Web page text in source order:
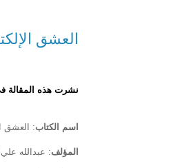
العشق
نشرت هذه المقالة
اسم الكتاب: العشق
المؤلف: عبدالله